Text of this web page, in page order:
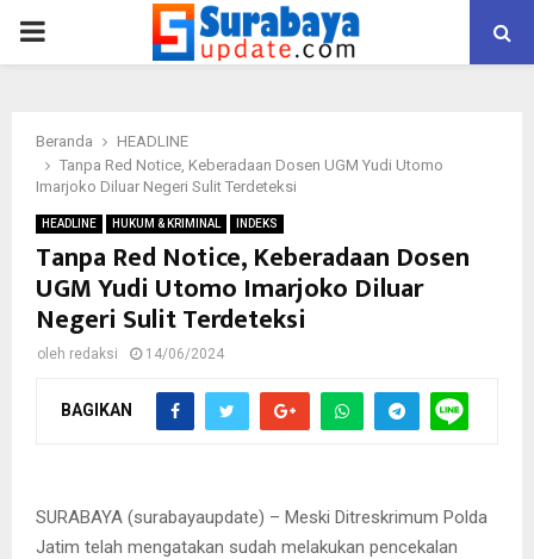
PRIMARY
Beranda
HEADLINE
Tanpa Red Notice, Keberadaan Dosen UGM Yudi Utomo
Imarjoko Diluar Negeri Sulit Terdeteksi
HEADLINE HUKUM & KRIMINAL INDEKS
Tanpa Red Notice, Keberadaan Dosen
UGM Yudi Utomo Imarjoko Diluar
Negeri Sulit Terdeteksi
oleh redaksi 14/06/2024
BAGIKAN
Yudi Utomo Imardjoko, dosen UGM yang jadi buronan Polda
SURABAYA (surabayaupdate) – Meski Ditreskrimum Polda
Jatim telah mengatakan sudah melakukan pencekalan